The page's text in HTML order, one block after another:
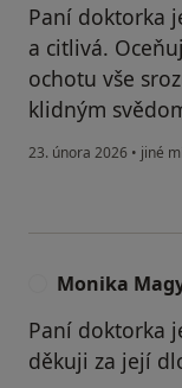
Paní doktorka
a citlivá.
ochotu vše
klidným
23. února 2026 • jiné
Monika
Paní doktorka
děkuji za její